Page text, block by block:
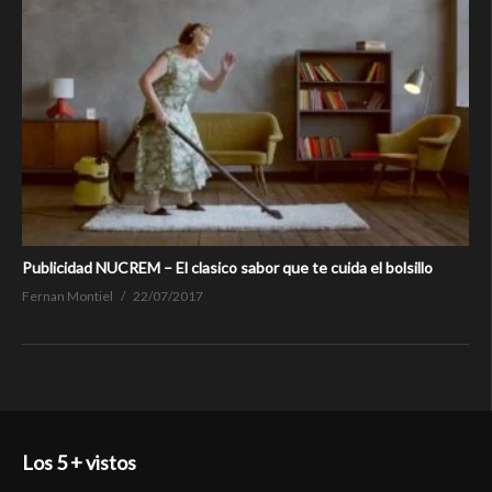
Publicidad NUCREM – El clasico sabor que te cuida el bolsillo
Fernan Montiel 22/07/2017
Los 5 + vistos